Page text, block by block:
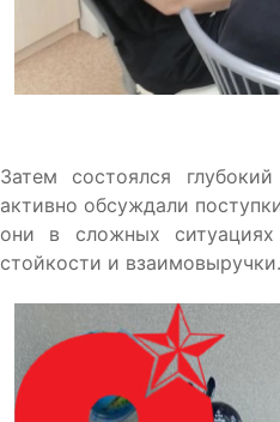
Затем состоялся
активно обсуждали
они в сложных ситуациях
стойкости и взаимовыручки.